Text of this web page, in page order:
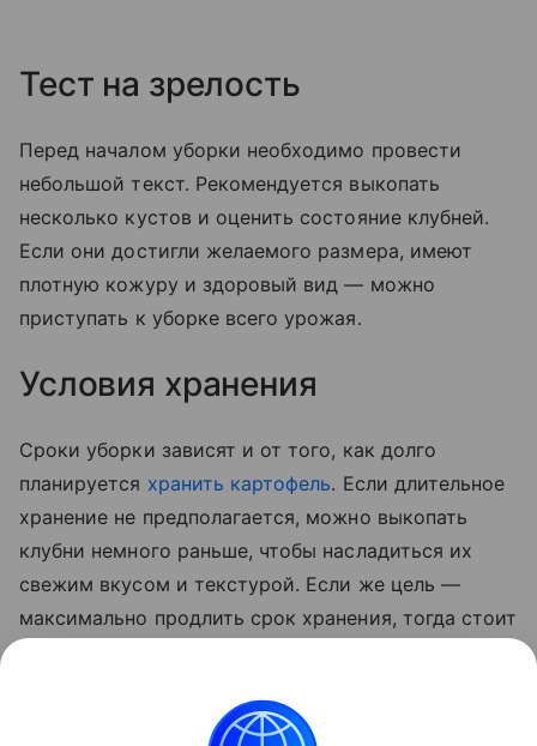
Тест на зрелость
Перед началом уборки необходимо провести
небольшой текст. Рекомендуется выкопать
несколько кустов и оценить состояние клубней.
Если они достигли желаемого размера, имеют
плотную кожуру и здоровый вид — можно
приступать к уборке всего урожая.
Условия хранения
Сроки уборки зависят и от того, как долго
планируется хранить картофель. Если длительное
хранение не предполагается, можно выкопать
клубни немного раньше, чтобы насладиться их
свежим вкусом и текстурой. Если же цель —
максимально продлить срок хранения, тогда стоит
сохраняя свои питательные свойства в течение